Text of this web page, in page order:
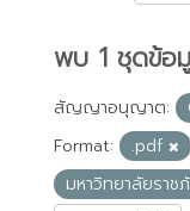
พบ 1 ชุดข้อ
สัญญาอนุญาต:
Format:
.pdf
มหาวิทยาลัยราช